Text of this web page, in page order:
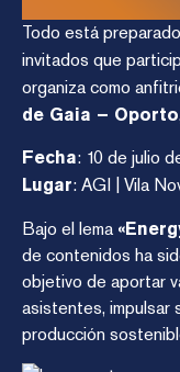
Todo está
invitados que
organiza como
de Gaia – Oporto
Fecha: 10 de julio
Lugar: AGI | Vila
Bajo el lema
de contenidos ha
objetivo de aportar
asistentes, impulsar
producción